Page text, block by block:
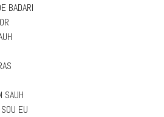
BADARI
SAUH
EU